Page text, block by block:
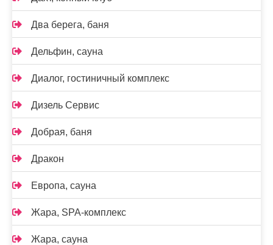
Два берега, баня
Дельфин, сауна
Диалог, гостиничный комплекс
Дизель Сервис
Добрая, баня
Дракон
Европа, сауна
Жара, SPA-комплекс
Жара, сауна